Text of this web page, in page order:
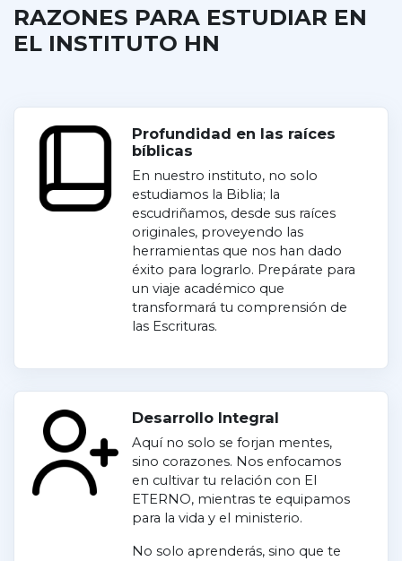
RAZONES PARA ESTUDIAR EN
EL INSTITUTO HN
Profundidad en las raíces
bíblicas
En nuestro instituto, no solo
estudiamos la Biblia; la
escudriñamos, desde sus raíces
originales, proveyendo las
herramientas que nos han dado
éxito para lograrlo. Prepárate para
un viaje académico que
transformará tu comprensión de
las Escrituras.
Desarrollo Integral
Aquí no solo se forjan mentes,
sino corazones. Nos enfocamos
en cultivar tu relación con El
ETERNO, mientras te equipamos
para la vida y el ministerio.
No solo aprenderás, sino que te